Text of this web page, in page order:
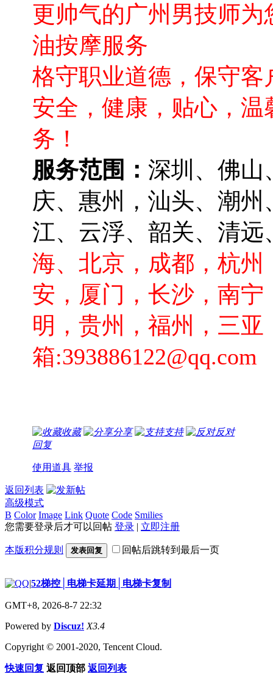
更帅气的广州男技师为
油按摩服务
格守职业道德，保守
安全，健康，贴心，
务！
服务范围： 深圳、佛山
庆、惠州，汕头、潮
江、云浮、韶关、清
海、北京，成都，杭
安，厦门，长沙，南
明，贵州，福州 ，三亚
箱:393886122@qq.com
收藏 分享 支持
反对
回复
使用道具 举报
返回列表
高级模式
B Color Image Link Quote Code Smilies
您需要登录后才可以回帖 登录 | 立即注册
本版积分规则 发表回复 回帖后跳转到最后一页
|52梯控│电梯卡延期│电梯卡复制
GMT+8, 2026-8-7 22:32
Powered by Discuz! X3.4
Copyright © 2001-2020, Tencent Cloud.
快速回复 返回顶部 返回列表